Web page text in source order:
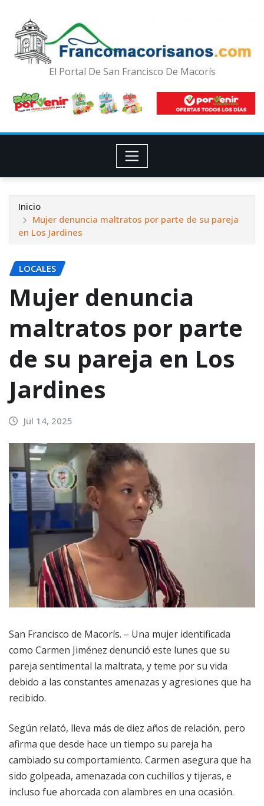
El Portal De San Francisco De Macorís
Inicio
Mujer denuncia maltratos por parte de su pareja
en Los Jardines
LOCALES
Mujer denuncia
maltratos por parte
de su pareja en Los
Jardines
Jul 14, 2025
San Francisco de Macorís. – Una mujer identificada
como Carmen Jiménez denunció este lunes que su
pareja sentimental la maltrata, y teme por su vida
debido a las constantes amenazas y agresiones que ha
recibido.
Según relató, lleva más de diez años de relación, pero
afirma que desde hace un tiempo su pareja ha
cambiado su comportamiento. Carmen asegura que ha
sido golpeada, amenazada con cuchillos y tijeras, e
incluso fue ahorcada con alambres en una ocasión.